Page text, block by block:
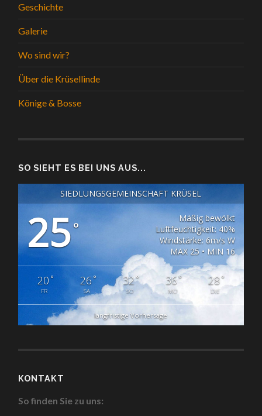
Geschichte
Galerie
Wo sind wir?
Über die Krüsellinde
Könige & Bosse
SO SIEHT ES BEI UNS AUS...
SIEDLUNGSGEMEINSCHAFT KRÜSEL
25°
Mäßig bewölkt
Luftfeuchtigkeit: 40%
Windstärke: 6m/s W
MAX 25 • MIN 16
20°
FR
26°
SA
32°
SO
36°
MO
28°
DIE
langfristige Vorhersage
KONTAKT
So finden Sie zu uns: